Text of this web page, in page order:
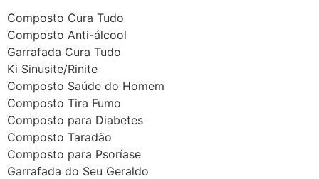
Composto Cura Tudo
Composto Anti-álcool
Garrafada Cura Tudo
Ki Sinusite/Rinite
Composto Saúde do Homem
Composto Tira Fumo
Composto para Diabetes
Composto Taradão
Composto para Psoríase
Garrafada do Seu Geraldo